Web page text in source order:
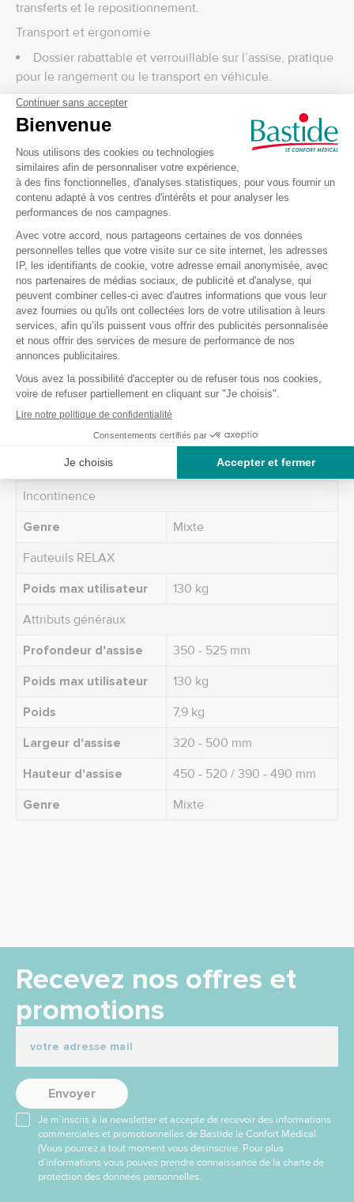
Incontinence
Genre
Mixte
Fauteuils RELAX
Poids max utilisateur
130 kg
Attributs généraux
Profondeur d'assise
350 - 525 mm
Poids max utilisateur
130 kg
Poids
7,9 kg
Largeur d'assise
320 - 500 mm
Hauteur d'assise
450 - 520 / 390 - 490 mm
Genre
Mixte
transferts et le repositionnement.
Transport et ergonomie
Dossier rabattable et verrouillable sur l’assise, pratique
pour le rangement ou le transport en véhicule.
Structure légère facilitant la prise en charge au
quotidien.
Détails techniques du fauteuil roulant manuel
Küschall K-Series
Largeur d’assise 320 – 500 mm
Profondeur d’assise 350 – 525 mm
Hauteur d’assise (avant/arrière) 450 – 520 / 390 – 490 mm
Angle du dossier 74° – 94°
Centre de gravité ajustable 5 positions
Poids total approximatif ~7,9 kg
Poids de transport ~5,1 kg
Poids maximal utilisateur 130 kg
Recevez nos offres et
promotions
Envoyer
Je m’inscris à la newsletter et accepte de recevoir des informations
commerciales et promotionnelles de Bastide le Confort Médical.
(Vous pourrez à tout moment vous désinscrire. Pour plus
d’informations vous pouvez prendre connaissance de la charte de
protection des données personnelles.